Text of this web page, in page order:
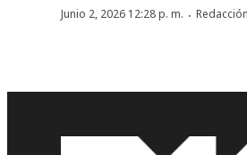
Junio 2, 2026 12:28 p. m. ·